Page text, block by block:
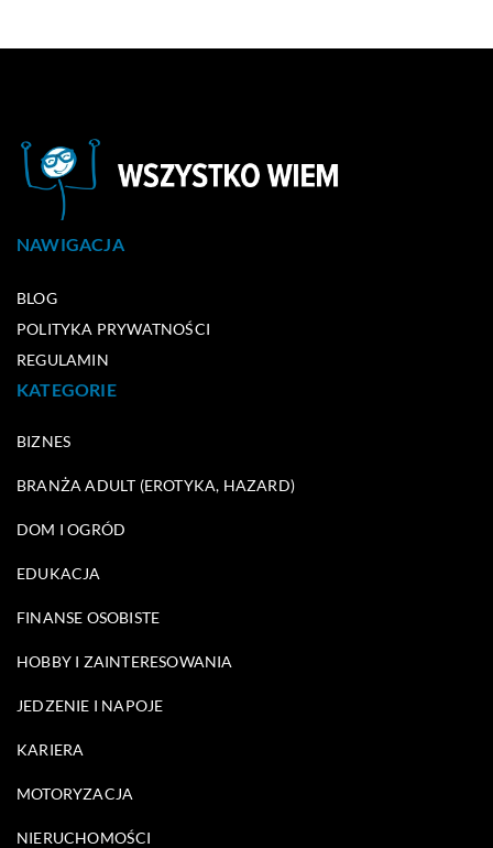
NAWIGACJA
BLOG
POLITYKA PRYWATNOŚCI
REGULAMIN
KATEGORIE
BIZNES
BRANŻA ADULT (EROTYKA, HAZARD)
DOM I OGRÓD
EDUKACJA
FINANSE OSOBISTE
HOBBY I ZAINTERESOWANIA
JEDZENIE I NAPOJE
KARIERA
MOTORYZACJA
NIERUCHOMOŚCI